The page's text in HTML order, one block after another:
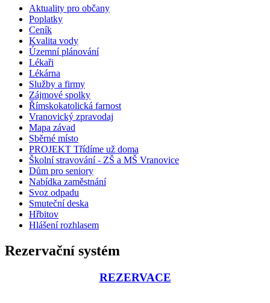
Aktuality pro občany
Poplatky
Ceník
Kvalita vody
Územní plánování
Lékaři
Lékárna
Služby a firmy
Zájmové spolky
Římskokatolická farnost
Vranovický zpravodaj
Mapa závad
Sběrné místo
PROJEKT Třídíme už doma
Školní stravování - ZŠ a MŠ Vranovice
Dům pro seniory
Nabídka zaměstnání
Svoz odpadu
Smuteční deska
Hřbitov
Hlášení rozhlasem
Rezervační systém
REZERVACE